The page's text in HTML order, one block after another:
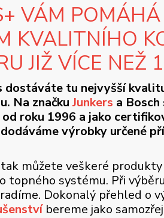
VÁM
KVALITNÍHO
JIŽ VÍCE NEŽ
dostáváte tu nejvyšší
Na značkuJunkers a Bosch
roku 1996 a jako
výrobky určené
můžete veškeré
topného systému. Při výběru
Dokonalý přehled o
bereme jako